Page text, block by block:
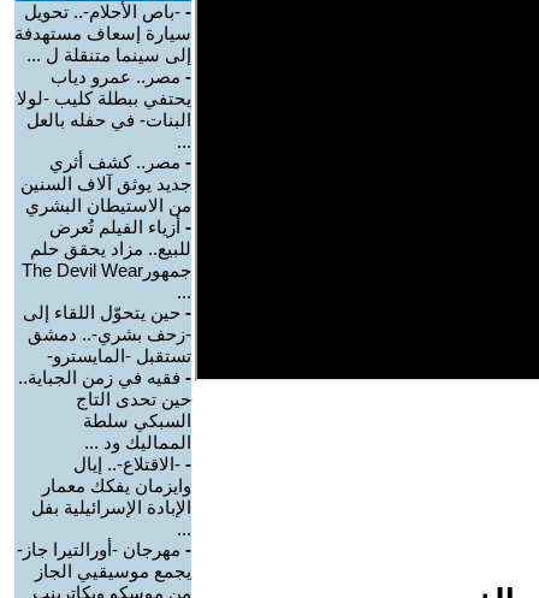
- -باص الأحلام-.. تحويل
سيارة إسعاف مستهدفة
إلى سينما متنقلة ل ...
- مصر.. عمرو دياب
يحتفي ببطلة كليب -لولا
البنات- في حفله بالعل
...
- مصر.. كشف أثري
جديد يوثق آلاف السنين
من الاستيطان البشري
- أزياء الفيلم تُعرض
للبيع.. مزاد يحقق حلم
جمهورThe Devil Wear
...
- حين يتحوّل اللقاء إلى
-زحف بشري-.. دمشق
تستقبل -المايسترو-
- فقيه في زمن الجباية..
حين تحدى التاج
السبكي سلطة
المماليك ود ...
- -الاقتلاع-.. إيال
وايزمان يفكك معمار
الإبادة الإسرائيلية بفل
...
- مهرجان -أورالتيرا جاز-
يجمع موسيقيي الجاز
من موسكو ويكاترينب